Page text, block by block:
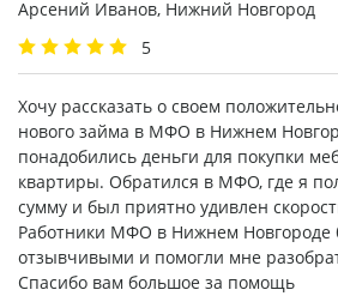
Арсений Иванов, Нижний Новгород
5
Хочу рассказать о своем
нового займа в МФО в Нижнем
понадобились деньги для покупки
квартиры. Обратился в МФО, где я
сумму и был приятно удивлен
Работники МФО в Нижнем Новгороде
отзывчивыми и помогли мне
Спасибо вам большое за помощь